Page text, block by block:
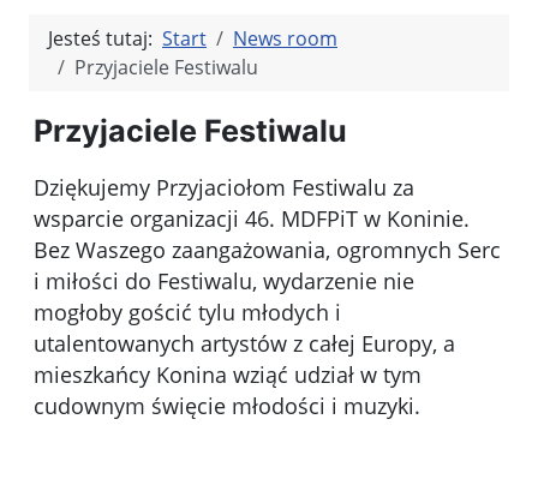
Jesteś tutaj: Start
News room
Przyjaciele Festiwalu
Przyjaciele Festiwalu
Dziękujemy Przyjaciołom Festiwalu za
wsparcie organizacji 46. MDFPiT w Koninie.
Bez Waszego zaangażowania, ogromnych Serc
i miłości do Festiwalu, wydarzenie nie
mogłoby gościć tylu młodych i
utalentowanych artystów z całej Europy, a
mieszkańcy Konina wziąć udział w tym
cudownym święcie młodości i muzyki.